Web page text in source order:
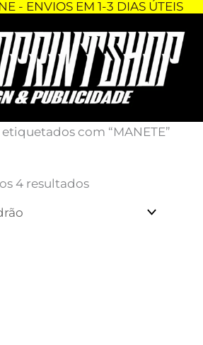
- ENVIOS EM 1-3 DIAS ÚTEIS
com “MANETE”
4 resultados